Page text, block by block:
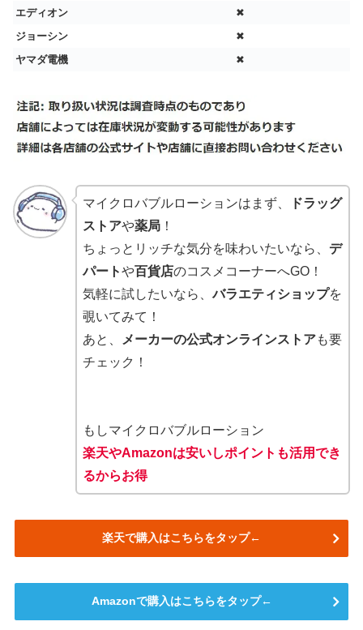
エディオン
✖
ジョーシン
✖
ヤマダ電機
✖
マイクロバブルローションはまず、
ドラッグ
ストアや薬局！
ちょっとリッチな気分を味わいたいなら、 デ
パートや百貨店のコスメコーナーへGO！
気軽に試したいなら、バラエティショップを
覗いてみて！
あと、
メーカーの公式オンラインストアも要
チェック！
もしマイクロバブルローション
楽天やAmazonは安いしポイントも活用でき
るからお得
楽天で購入はこちらをタップ←
Amazonで購入はこちらをタップ←